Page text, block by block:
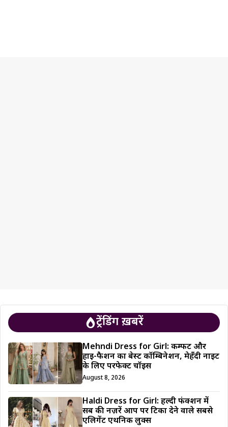
ट्रेंडिंग ख़बरें
Mehndi Dress for Girl: कम्फर्ट और
हाई-फैशन का बेस्ट कॉम्बिनेशन, मेहँदी नाइट
के लिए परफेक्ट चॉइस
August 8, 2026
Haldi Dress for Girl: हल्दी फंक्शन में
सब की नज़रें आप पर टिका देने वाले सबसे
एलिगेंट एथनिक लुक्स